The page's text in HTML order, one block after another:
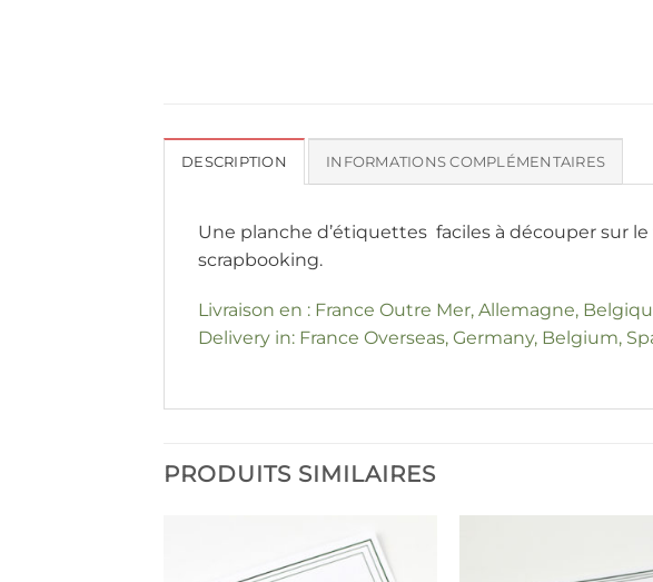
DESCRIPTION INFORMATIONS COMPLÉMENTAIRES
Une planche d’étiquettes faciles à découper sur
scrapbooking.
Livraison en : France Outre Mer, Allemagne,
Delivery in: France Overseas, Germany, Belgium,
PRODUITS SIMILAIRES